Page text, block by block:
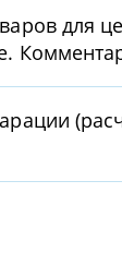
для